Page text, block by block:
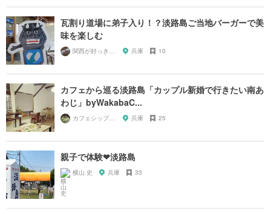
瓦割り道場に弟子入り！？淡路島ご当地バーガーで美
味を楽しむ
兵庫 10
カフェから巡る淡路島「カップル新婚で行きたい南あ
わじ」byWakabaC...
カフェシップ淡路島 兵庫 25
親子で体験❤︎淡路島
横山 史 兵庫 33